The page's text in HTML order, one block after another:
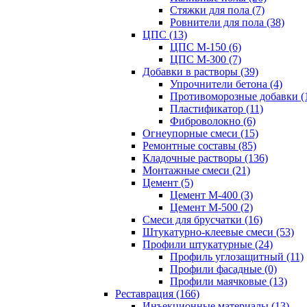
Стяжки для пола (7)
Ровнители для пола (38)
ЦПС (13)
ЦПС М-150 (6)
ЦПС М-300 (7)
Добавки в растворы (39)
Упрочнители бетона (4)
Противоморозные добавки
Пластификатор (11)
Фиброволокно (6)
Огнеупорные смеси (15)
Ремонтные составы (85)
Кладочные растворы (136)
Монтажные смеси (21)
Цемент (5)
Цемент М-400 (3)
Цемент М-500 (2)
Смеси для брусчатки (16)
Штукатурно-клеевые смеси (53)
Профили штукатурные (24)
Профиль углозащитный (11)
Профили фасадные (0)
Профили маячковые (13)
Реставрация (166)